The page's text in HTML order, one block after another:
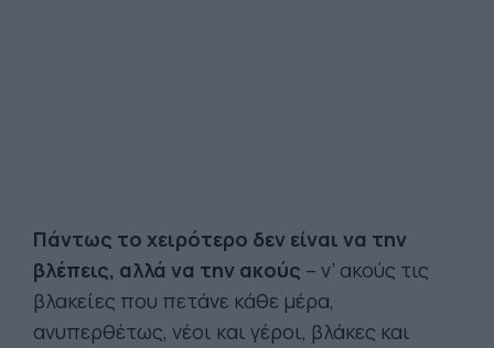
Πάντως το χειρότερο δεν είναι να την
βλέπεις, αλλά να την ακούς – ν’ ακούς τις
βλακείες που πετάνε κάθε μέρα,
ανυπερθέτως, νέοι και γέροι, βλάκες και